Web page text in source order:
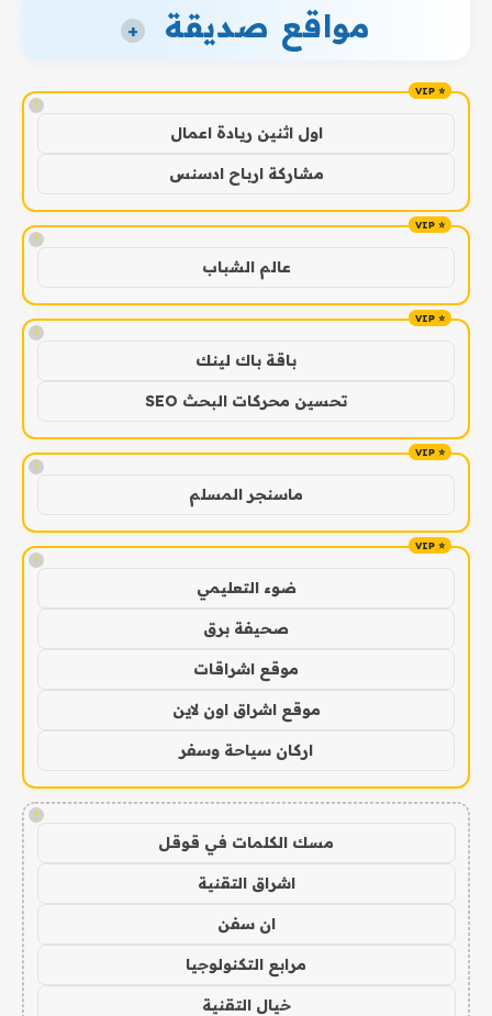
مواقع صديقة +
!
اول اثنين ريادة اعمال
مشاركة ارباح ادسنس
!
عالم الشباب
!
باقة باك لينك
تحسين محركات البحث SEO
!
ماسنجر المسلم
!
ضوء التعليمي
صحيفة برق
موقع اشراقات
موقع اشراق اون لاين
اركان سياحة وسفر
!
مسك الكلمات في قوقل
اشراق التقنية
ان سفن
مرابع التكنولوجيا
خيال التقنية